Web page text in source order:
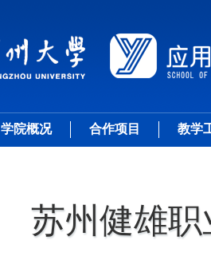
学院概况 合作项目 教学
苏州健雄